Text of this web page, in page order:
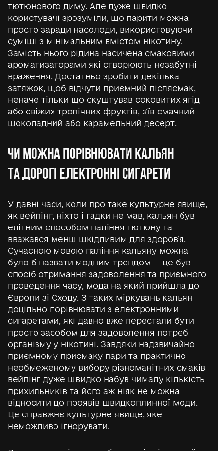
тютюнового диму. Але дуже швидко
користувачі зрозуміли, що парити можна
просто заради насолоди, використовуючи
суміші з мінімальним вмістом нікотину.
Замість нього рідина насичена смаковими
ароматизаторами які створюють незабутні
враження. Достатньо зробити декілька
затяжок, щоб відчути приємний післясмак,
неначе тільки що скуштував соковитих ягід
або свіжих тропічних фруктів, з’їв смачний
шоколадний або карамельний десерт.
ЧИ МОЖНА ПОРІВНЮВАТИ КАЛЬЯН
ТА ДОРОГІ ЕЛЕКТРОННІ СИГАРЕТИ
У давні часи, коли про таке культурне явище,
як вейпінг, ніхто і гадки не мав, кальян був
елітним способом паління тютюну та
вважався менш шкідливим для здоров’я.
Сучасною мовою паління кальяну можна
було б назвати модним трендом — це був
спосіб отримання задоволення та приємного
проведення часу, мода на який прийшла до
Європи зі Сходу. З таких міркувань кальян
доцільно порівнювати з електронними
сигаретами, які давно вже перестали бути
просто засобом для задоволення потреб
організму у нікотині. Завдяки надзвичайно
приємному присмаку пари та практично
необмеженому вибору різноманітних смаків
вейпінг дуже швидко набув чималу кількість
прихильників та його аж ніяк не можна
відносити до проявів швидкоплинної моди.
Це справжнє культурне явище, яке
неможливо ігнорувати.